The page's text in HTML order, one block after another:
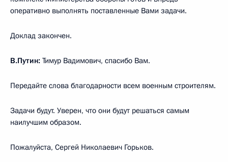
оперативно выполнять поставленные Вами задачи.
Доклад закончен.
В.Путин: Тимур Вадимович, спасибо Вам.
Передайте слова благодарности всем военным строителям.
Задачи будут. Уверен, что они будут решаться самым
наилучшим образом.
Пожалуйста, Сергей Николаевич Горьков.